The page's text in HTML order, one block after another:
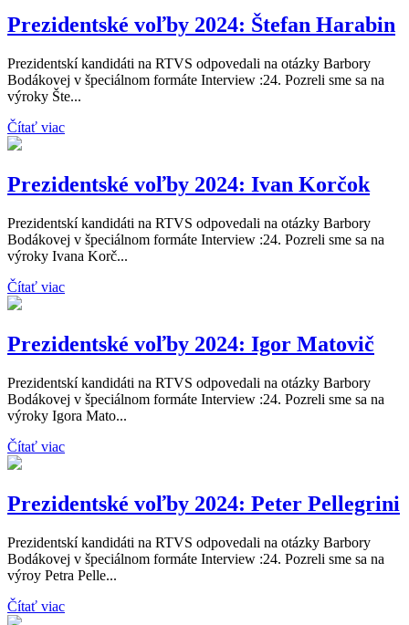
Prezidentské voľby 2024: Štefan Harabin
Prezidentskí kandidáti na RTVS odpovedali na otázky Barbory
Bodákovej v špeciálnom formáte Interview :24. Pozreli sme sa na
výroky Šte...
Čítať viac
Prezidentské voľby 2024: Ivan Korčok
Prezidentskí kandidáti na RTVS odpovedali na otázky Barbory
Bodákovej v špeciálnom formáte Interview :24. Pozreli sme sa na
výroky Ivana Korč...
Čítať viac
Prezidentské voľby 2024: Igor Matovič
Prezidentskí kandidáti na RTVS odpovedali na otázky Barbory
Bodákovej v špeciálnom formáte Interview :24. Pozreli sme sa na
výroky Igora Mato...
Čítať viac
Prezidentské voľby 2024: Peter Pellegrini
Prezidentskí kandidáti na RTVS odpovedali na otázky Barbory
Bodákovej v špeciálnom formáte Interview :24. Pozreli sme sa na
výroy Petra Pelle...
Čítať viac